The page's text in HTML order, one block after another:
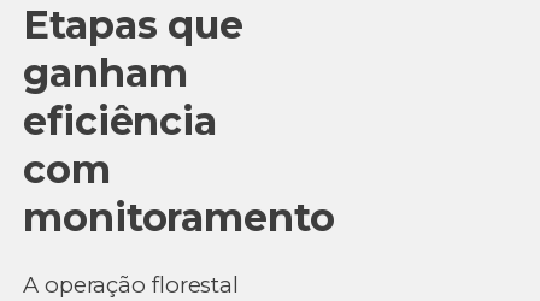
Etapas que
ganham
eficiência
com
monitoramento
A operação florestal